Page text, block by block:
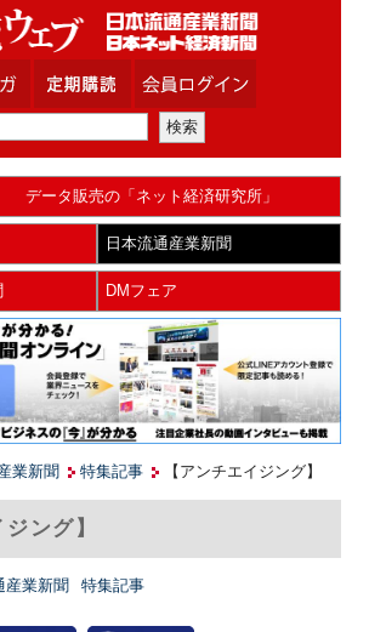
データ販売の「ネット経済研究所」
日本流通産業新聞
DMフェア
業新聞 特集記事 【アンチエイジング】
ング】
産業新聞 特集記事